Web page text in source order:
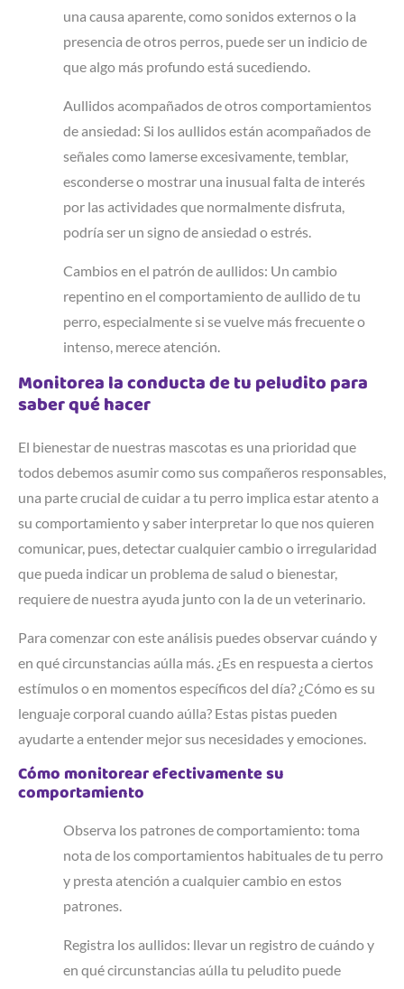
una causa aparente, como sonidos externos o la
presencia de otros perros, puede ser un indicio de
que algo más profundo está sucediendo.
Aullidos acompañados de otros comportamientos
de ansiedad: Si los aullidos están acompañados de
señales como lamerse excesivamente, temblar,
esconderse o mostrar una inusual falta de interés
por las actividades que normalmente disfruta,
podría ser un signo de ansiedad o estrés.
Cambios en el patrón de aullidos: Un cambio
repentino en el comportamiento de aullido de tu
perro, especialmente si se vuelve más frecuente o
intenso, merece atención.
Monitorea la conducta de tu peludito para
saber qué hacer
El bienestar de nuestras mascotas es una prioridad que
todos debemos asumir como sus compañeros responsables,
una parte crucial de cuidar a tu perro implica estar atento a
su comportamiento y saber interpretar lo que nos quieren
comunicar, pues, detectar cualquier cambio o irregularidad
que pueda indicar un problema de salud o bienestar,
requiere de nuestra ayuda junto con la de un veterinario.
Para comenzar con este análisis puedes observar cuándo y
en qué circunstancias aúlla más. ¿Es en respuesta a ciertos
estímulos o en momentos específicos del día? ¿Cómo es su
lenguaje corporal cuando aúlla? Estas pistas pueden
ayudarte a entender mejor sus necesidades y emociones.
Cómo monitorear efectivamente su
comportamiento
Observa los patrones de comportamiento: toma
nota de los comportamientos habituales de tu perro
y presta atención a cualquier cambio en estos
patrones.
Registra los aullidos: llevar un registro de cuándo y
en qué circunstancias aúlla tu peludito puede